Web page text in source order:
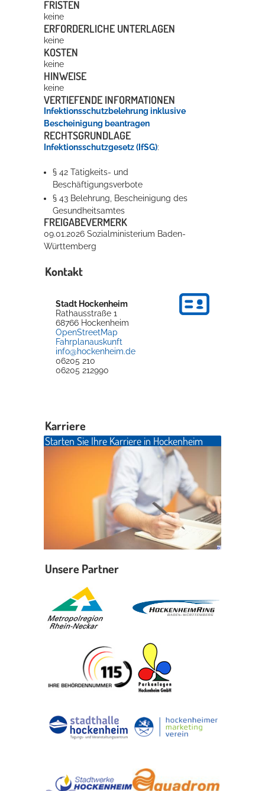
FRISTEN
keine
ERFORDERLICHE UNTERLAGEN
keine
KOSTEN
keine
HINWEISE
keine
VERTIEFENDE INFORMATIONEN
Infektionsschutzbelehrung inklusive
Bescheinigung beantragen
RECHTSGRUNDLAGE
Infektionsschutzgesetz (IfSG):
§ 42 Tätigkeits- und
Beschäftigungsverbote
§ 43 Belehrung, Bescheinigung des
Gesundheitsamtes
FREIGABEVERMERK
09.01.2026 Sozialministerium Baden-
Württemberg
Kontakt
Stadt Hockenheim
Rathausstraße 1
68766 Hockenheim
OpenStreetMap
Fahrplanauskunft
info@hockenheim.de
06205 210
06205 212990
Karriere
Starten Sie Ihre Karriere in Hockenheim
Unsere Partner